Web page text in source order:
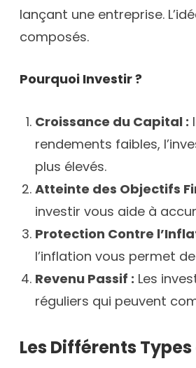
lançant une entreprise.
composés.
Pourquoi Investir ?
Croissance du Capital :
rendements faibles,
plus élevés.
Atteinte des Objectifs
investir vous aide à
Protection Contre
l’inflation vous permet
Revenu Passif : Les
réguliers qui peuvent
Les Différents